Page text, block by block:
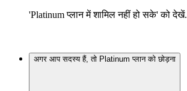
'Platinum प्लान में शामिल नहीं हो सके' को देखें.
अगर आप सदस्य हैं, तो Platinum प्लान को छोड़ना